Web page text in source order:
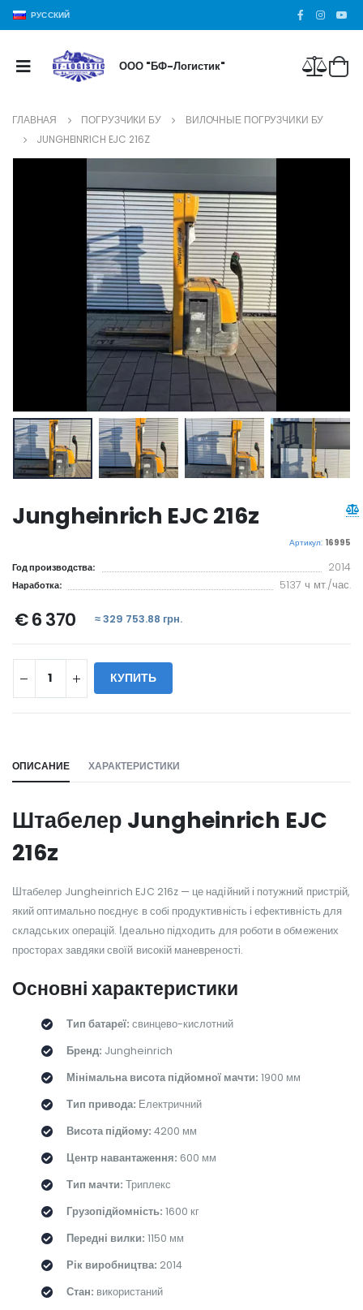
РУССКИЙ
ООО "БФ-Логистик"
ГЛАВНАЯ ПОГРУЗЧИКИ БУ
ВИЛОЧНЫЕ ПОГРУЗЧИКИ БУ
JUNGHEINRICH EJC 216Z
Jungheinrich EJC 216z
Артикул: 16995
Год производства: 2014
Наработка: 5137 ч мт./час.
€ 6 370 ≈ 329 753.88 грн.
КУПИТЬ
ОПИСАНИЕ ХАРАКТЕРИСТИКИ
Штабелер Jungheinrich EJC
216z
Штабелер Jungheinrich EJC 216z — це надійний і потужний пристрій,
який оптимально поєднує в собі продуктивність і ефективність для
складських операцій. Ідеально підходить для роботи в обмежених
просторах завдяки своїй високій маневреності.
Основні характеристики
Тип батареї: свинцево-кислотний
Бренд: Jungheinrich
Мінімальна висота підйомної мачти: 1900 мм
Тип привода: Електричний
Висота підйому: 4200 мм
Центр навантаження: 600 мм
Тип мачти: Триплекс
Грузопідйомність: 1600 кг
Передні вилки: 1150 мм
Рік виробництва: 2014
Стан: використаний